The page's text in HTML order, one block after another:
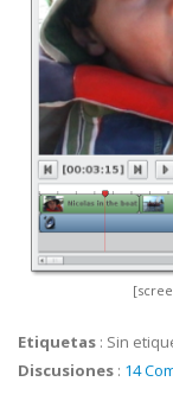
Etiquetas : Sin
Discusiones : 14